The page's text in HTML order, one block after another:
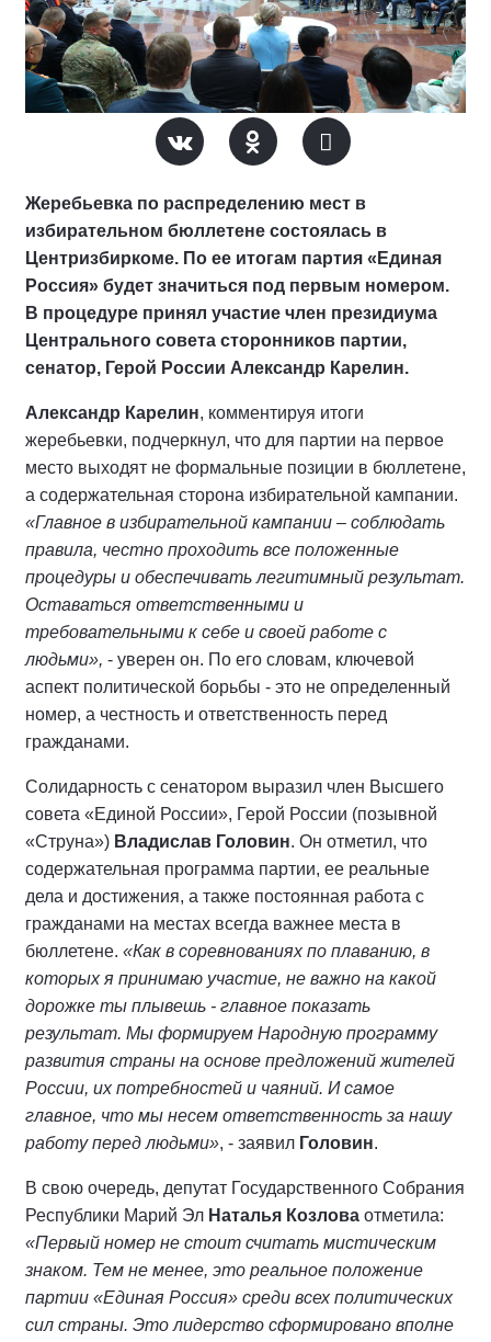
Жеребьевка по распределению мест в
избирательном бюллетене состоялась в
Центризбиркоме. По ее итогам партия «Единая
Россия» будет значиться под первым номером.
В процедуре принял участие член президиума
Центрального совета сторонников партии,
сенатор, Герой России Александр Карелин.
Александр Карелин, комментируя итоги
жеребьевки, подчеркнул, что для партии на первое
место выходят не формальные позиции в бюллетене,
а содержательная сторона избирательной кампании.
«Главное в избирательной кампании – соблюдать
правила, честно проходить все положенные
процедуры и обеспечивать легитимный результат.
Оставаться ответственными и
требовательными к себе и своей работе с
людьми», - уверен он. По его словам, ключевой
аспект политической борьбы - это не определенный
номер, а честность и ответственность перед
гражданами.
Солидарность с сенатором выразил член Высшего
совета «Единой России», Герой России (позывной
«Струна») Владислав Головин. Он отметил, что
содержательная программа партии, ее реальные
дела и достижения, а также постоянная работа с
гражданами на местах всегда важнее места в
бюллетене. «Как в соревнованиях по плаванию, в
которых я принимаю участие, не важно на какой
дорожке ты плывешь - главное показать
результат. Мы формируем Народную программу
развития страны на основе предложений жителей
России, их потребностей и чаяний. И самое
главное, что мы несем ответственность за нашу
работу перед людьми», - заявил Головин.
В свою очередь, депутат Государственного Собрания
Республики Марий Эл Наталья Козлова отметила:
«Первый номер не стоит считать мистическим
знаком. Тем не менее, это реальное положение
партии «Единая Россия» среди всех политических
сил страны. Это лидерство сформировано вполне